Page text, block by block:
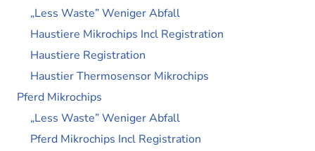
„Less Waste” Weniger Abfall
Haustiere Mikrochips Incl Registration
Haustiere Registration
Haustier Thermosensor Mikrochips
Pferd Mikrochips
„Less Waste” Weniger Abfall
Pferd Mikrochips Incl Registration